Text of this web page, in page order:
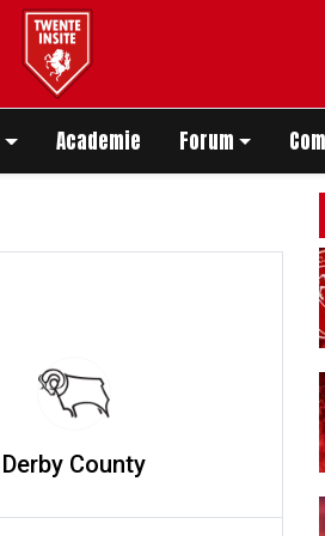
Academie Forum
Derby County